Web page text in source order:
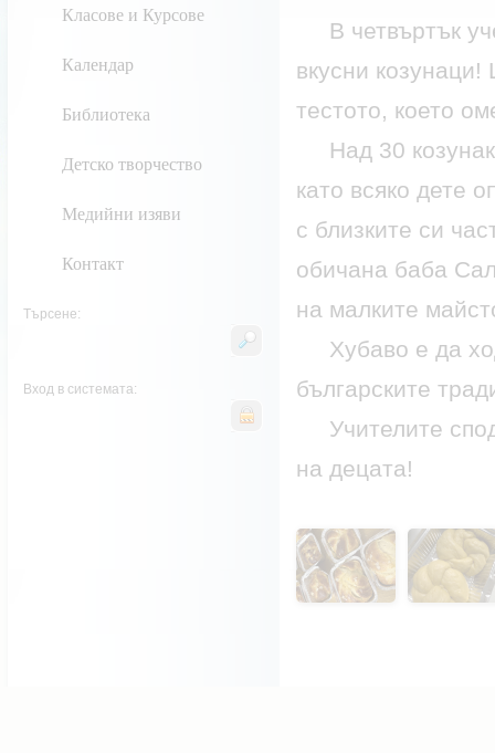
Класове и Курсове
Календар
Библиотека
Детско творчество
Медийни изяви
Контакт
Търсене:
Вход в системата:
В четвъртък
вкусни
тестото, което
Над 30
като всяко дете
с близките си
обичана баба
на малките
Хубаво е да
българските
Учителите
на децата!